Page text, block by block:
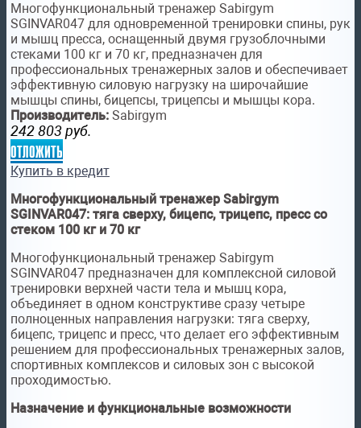
Многофункциональный тренажер Sabirgym
SGINVAR047 для одновременной тренировки спины, рук
и мышц пресса, оснащенный двумя грузоблочными
стеками 100 кг и 70 кг, предназначен для
профессиональных тренажерных залов и обеспечивает
эффективную силовую нагрузку на широчайшие
мышцы спины, бицепсы, трицепсы и мышцы кора.
Производитель: Sabirgym
242 803 руб.
отложить
Купить в кредит
Многофункциональный тренажер Sabirgym
SGINVAR047: тяга сверху, бицепс, трицепс, пресс со
стеком 100 кг и 70 кг
Многофункциональный тренажер Sabirgym
SGINVAR047 предназначен для комплексной силовой
тренировки верхней части тела и мышц кора,
объединяет в одном конструктиве сразу четыре
полноценных направления нагрузки: тяга сверху,
бицепс, трицепс и пресс, что делает его эффективным
решением для профессиональных тренажерных залов,
спортивных комплексов и силовых зон с высокой
проходимостью.
Назначение и функциональные возможности